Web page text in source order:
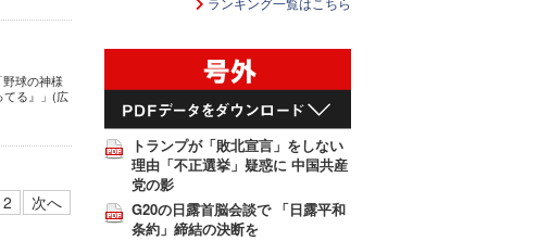
球の神様
てる』」(広
2 次へ
トランプが「敗北宣言」をしない
理由「不正選挙」疑惑に 中国共産
党の影
G20の日露首脳会談で 「日露平和
条約」締結の決断を